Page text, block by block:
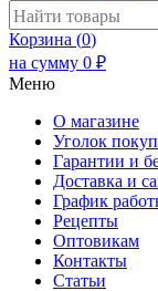
Корзина (0)
на сумму 0 ₽
Меню
О магазине
Уголок
Гарантии и
Доставка и
График
Рецепты
Оптовикам
Контакты
Статьи